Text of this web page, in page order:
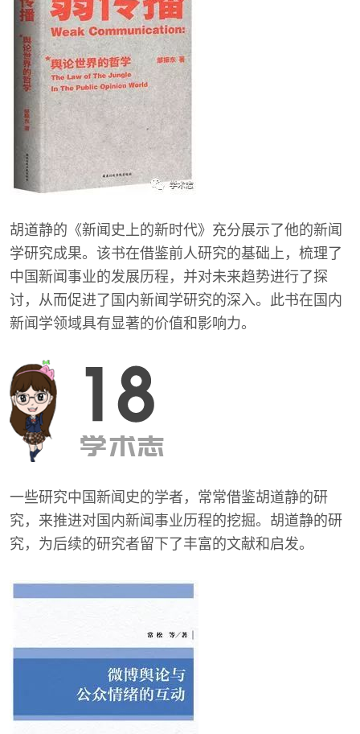
胡道静的《新闻史上的新时代》充分展示了他的新闻
学研究成果。该书在借鉴前人研究的基础上，梳理了
中国新闻事业的发展历程，并对未来趋势进行了探
讨，从而促进了国内新闻学研究的深入。此书在国内
新闻学领域具有显著的价值和影响力。
一些研究中国新闻史的学者，常常借鉴胡道静的研
究，来推进对国内新闻事业历程的挖掘。胡道静的研
究，为后续的研究者留下了丰富的文献和启发。